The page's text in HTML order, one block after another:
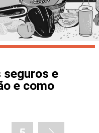
e
e como